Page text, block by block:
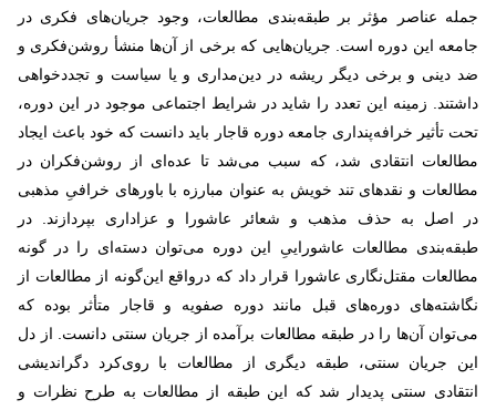
جمله عناصر مؤثر بر طبقهبندی مطالعات، وجود جریانهای فکری در
جامعه این دوره است. جریانهایی که برخی از آنها منشأ روشنفکری و
ضد دینی و برخی دیگر ریشه در دینمداری و یا سیاست و تجددخواهی
داشتند. زمینه این تعدد را شاید در شرایط اجتماعی موجود در این دوره،
تحت تأثیر خرافهپنداری جامعه دوره قاجار باید دانست که خود باعث ایجاد
مطالعات انتقادی شد، که سبب میشد تا عدهای از روشنفکران در
مطالعات و نقدهای تند خویش به عنوان مبارزه با باورهای خرافیِ مذهبی
در اصل به حذف مذهب و شعائر عاشورا و عزاداری بپردازند. در
طبقهبندی مطالعات عاشوراییِ این دوره میتوان دستهای را در گونه
مطالعات مقتلنگاری عاشورا قرار داد که درواقع اینگونه از مطالعات از
نگاشتههای دورههای قبل مانند دوره صفویه و قاجار متأثر بوده که
میتوان آنها را در طبقه مطالعات برآمده از جریان سنتی دانست. از دل
این جریان سنتی، طبقه دیگری از مطالعات با رویکرد دگراندیشی
انتقادی سنتی پدیدار شد که این طبقه از مطالعات به طرح نظرات و